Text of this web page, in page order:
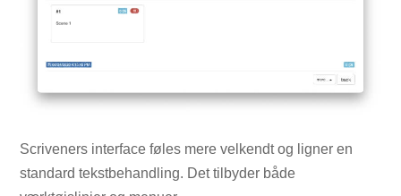
Scriveners interface føles mere velkendt og ligner en
standard tekstbehandling. Det tilbyder både